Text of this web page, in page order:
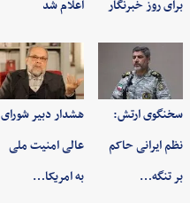
برای روز خبرنگار
اعلام شد
سخنگوی ارتش:
نظم ایرانی حاکم
بر تنگه…
هشدار دبیر شورای
عالی امنیت ملی
به امریکا…